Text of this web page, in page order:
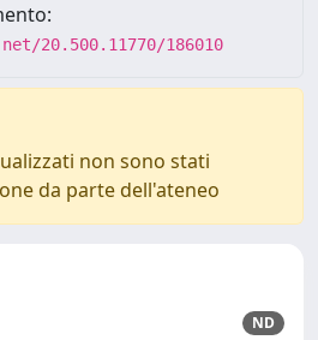
20.500.11770/186010
non sono stati
da parte dell'ateneo
ND